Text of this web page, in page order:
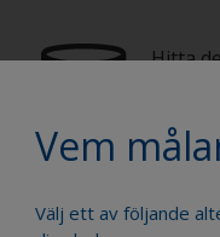
Vem
Välj ett av följande
Hitta
båt